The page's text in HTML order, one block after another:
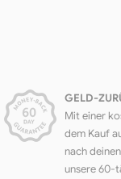
GELD-
Mit einer
dem Kauf
nach
unsere 60-